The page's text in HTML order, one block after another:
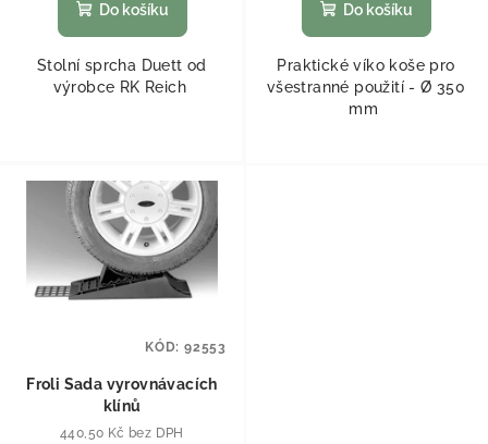
Do košíku
Stolní sprcha Duett od
výrobce RK Reich
Do košíku
Praktické víko koše pro
všestranné použití - Ø 350
mm
Froli Sada vyrovnávacích
klínů
440,50 Kč bez DPH
KÓD: 92553